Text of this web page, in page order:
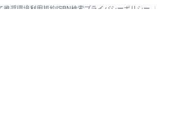
推奨環境利用規約ISBN検索プライバシーポリシー